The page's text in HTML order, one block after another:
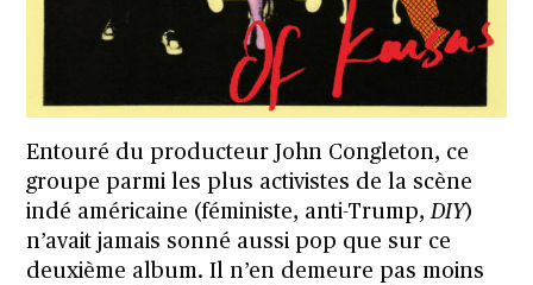
Entouré du producteur John Congleton, ce
groupe parmi les plus activistes de la scène
indé américaine (féministe, anti-Trump,DIY)
n’avait jamais sonné aussi pop que sur ce
deuxième album. Il n’en demeure pas moins